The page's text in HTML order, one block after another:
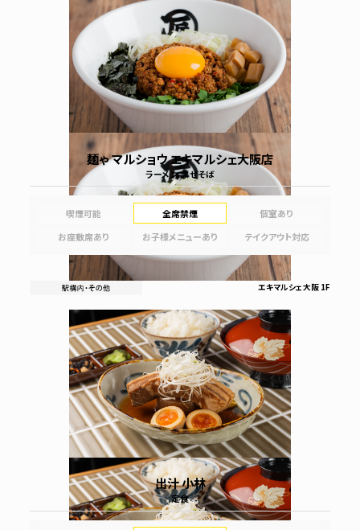
麺ゃ マルショウ エキマルシェ大阪店
ラーメン、まぜそば
喫煙可能 全席禁煙
個室あり
お座敷席あり
お子様メニューあり テイクアウト対応
エキマルシェ大阪 1F
出汁 小林
定食